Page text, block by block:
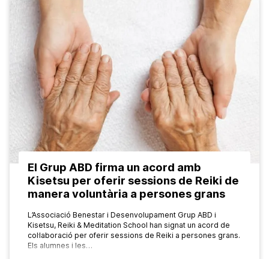
El Grup ABD firma un acord amb
Kisetsu per oferir sessions de Reiki de
manera voluntària a persones grans
L’Associació Benestar i Desenvolupament Grup ABD i
Kisetsu, Reiki & Meditation School han signat un acord de
col·laboració per oferir sessions de Reiki a persones grans.
Els alumnes i les…